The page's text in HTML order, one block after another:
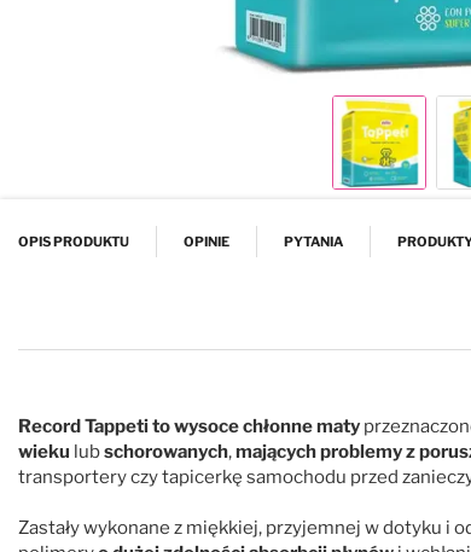
OPIS PRODUKTU OPINIE PYTANIA
Record Tappeti to wysoce chłonne maty
wieku lubschorowanych,mających problemy z
transportery czy tapicerkę samochodu przed
Zastały wykonane z miękkiej, przyjemnej w dotyku i